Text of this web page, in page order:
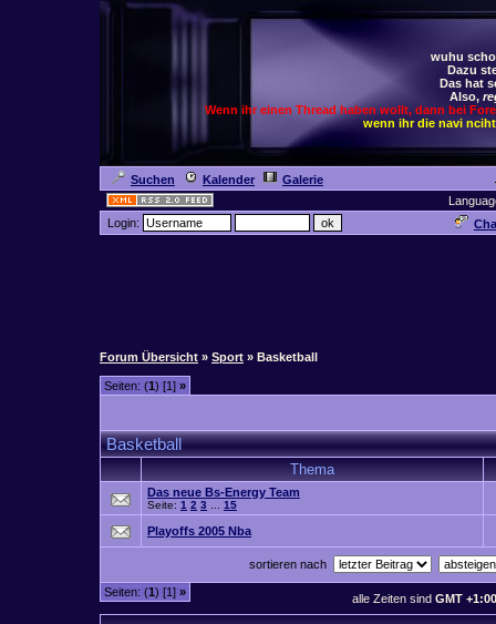
wuhu
Dazu
Das hat
Also,
Wenn ihr einen Thread haben wollt, dann bei
wenn ihr die navi
Suchen Kalender
Galerie
Login:
Forum Übersicht » Sport » Basketball
Seiten: (1) [1] »
Basketball
Thema
Das neue Bs-Energy Team
Seite: 1 2 3 15
Playoffs 2005 Nba
sortieren nach
Seiten: (1) [1] » alle Zeiten sind GMT +1:00